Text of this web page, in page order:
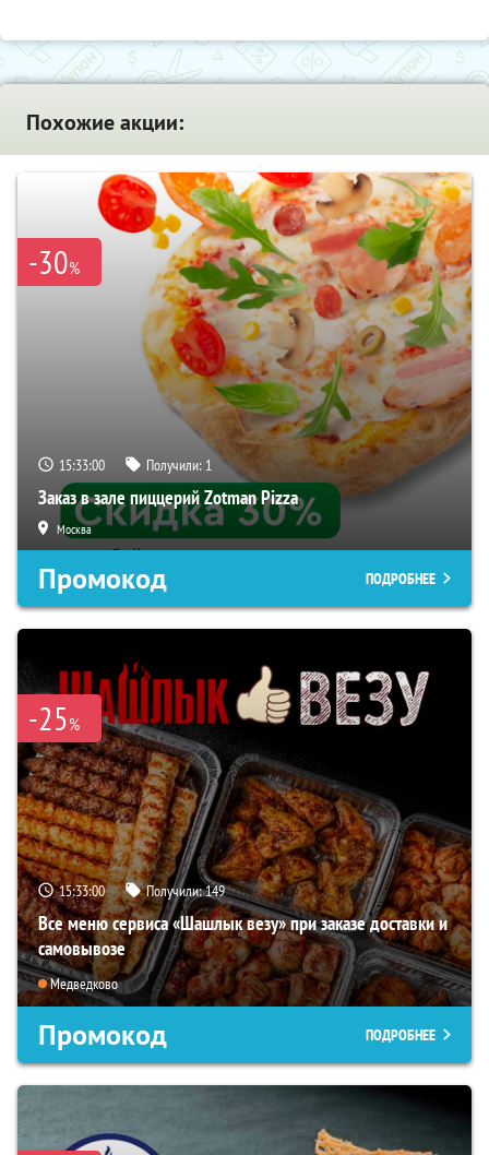
Похожие акции:
-30%
15:32:59 Получили: 1
Заказ в зале пиццерий Zotman Pizza
Москва
Промокод ПОДРОБНЕЕ
-25%
15:32:59 Получили:149
Все меню сервиса «Шашлык везу» при заказе доставки и
самовывозе
Медведково
Промокод ПОДРОБНЕЕ